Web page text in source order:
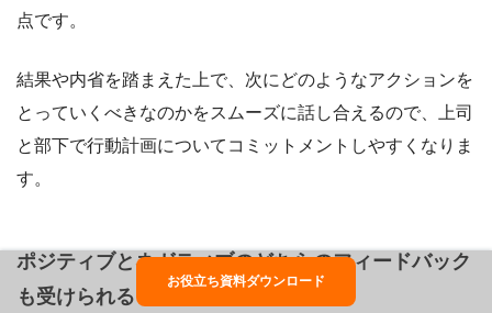
点です。
結果や内省を踏まえた上で、次にどのようなアクションを
とっていくべきなのかをスムーズに話し合えるので、上司
と部下で行動計画についてコミットメントしやすくなりま
す。
ポジティブとネガティブのどちらのフィードバック
も受けられる
お役立ち資料ダウンロード